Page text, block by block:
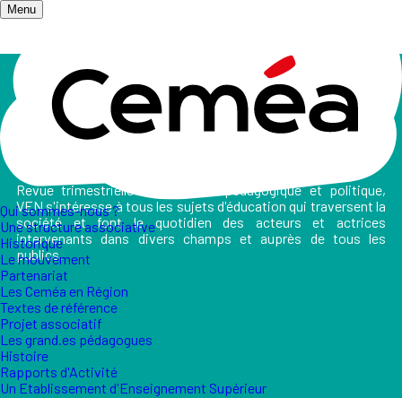
Menu
Qui sommes-nous ?
Une structure associative
Historique
Le mouvement
Partenariat
Les Ceméa en Région
Textes de référence
Projet associatif
Les grand.es pédagogues
Histoire
Rapports d'Activité
Un Etablissement d'Enseignement Supérieur
Accueil/ Les publications / Vers l'Éducation Nouvelle
Vers l'Éducation Nouvelle
Revue trimestrielle d’expression pédagogique et politique,
VEN s'intéresse à tous les sujets d'éducation qui traversent la
société et font le quotidien des acteurs et actrices
intervenants dans divers champs et auprès de tous les
publics.